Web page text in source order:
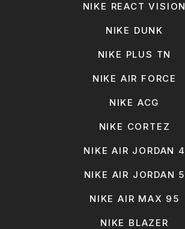
NIKE REACT VISION
NIKE DUNK
NIKE PLUS TN
NIKE AIR FORCE
NIKE ACG
NIKE CORTEZ
NIKE AIR JORDAN 4
NIKE AIR JORDAN 5
NIKE AIR MAX 95
NIKE BLAZER